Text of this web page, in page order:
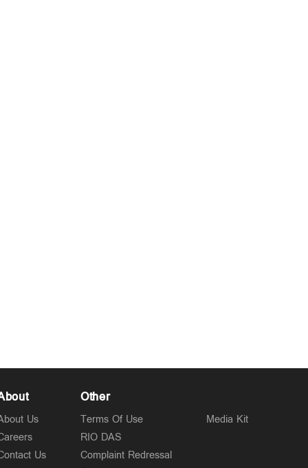
Us
Us
Other
Terms Of Use
RIO DAS
Complaint Redressal
Media Kit